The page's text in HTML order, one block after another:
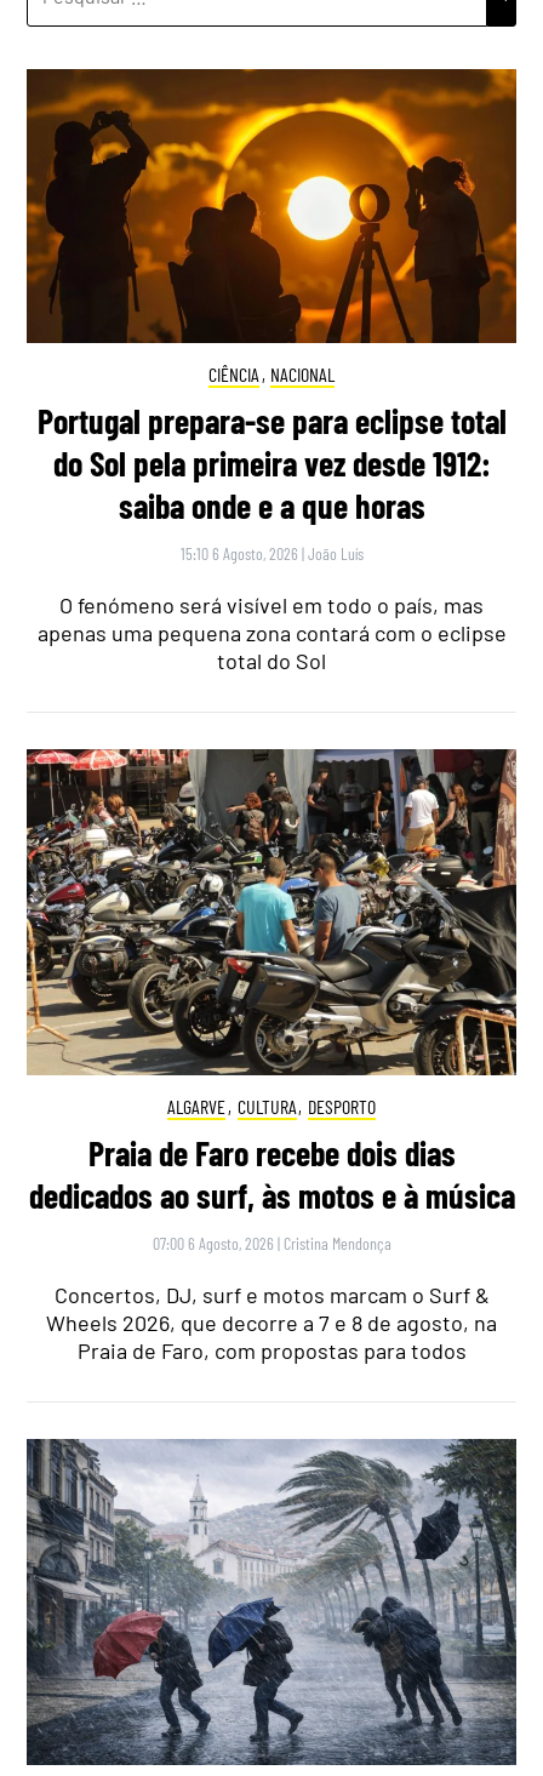
CIÊNCIA , NACIONAL
Portugal prepara-se para eclipse total
do Sol pela primeira vez desde 1912:
saiba onde e a que horas
15:10 6 Agosto, 2026 |João Luís
O fenómeno será visível em todo o país, mas
apenas uma pequena zona contará com o eclipse
total do Sol
ALGARVE, CULTURA, DESPORTO
Praia de Faro recebe dois dias
dedicados ao surf, às motos e à música
07:00 6 Agosto, 2026 | Cristina Mendonça
Concertos, DJ, surf e motos marcam o Surf &
Wheels 2026, que decorre a 7 e 8 de agosto, na
Praia de Faro, com propostas para todos